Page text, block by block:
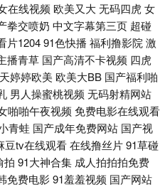
人摸人人 九一一区二区 欧美精品一
虎动漫 久草免费福利在 免费看片5h
AV福利网站 成人快片 国产视频第一
产精品欧美区 欧美性交另 日韩色图
航视频福利 成人Aⅴ网站 黄色仓库91
在线视频 欧美又大无码四虎女
拳交喷奶 中文字幕第三页 超碰
片120491色快播 福利撸影院 激
播青草 国产高清不卡视频 四虎
婷婷欧美 欧美大BB 国产福利啪
男人操蜜桃视频 无码射精网站
啪啪午夜视频 免费电影在线观看
青蛙 国产成年免费网站 国产视
豆tv在线观看在线撸丝片91草碰
拍 91大神合集 成人拍拍拍免费
免费电影91羞羞视频 国产网站